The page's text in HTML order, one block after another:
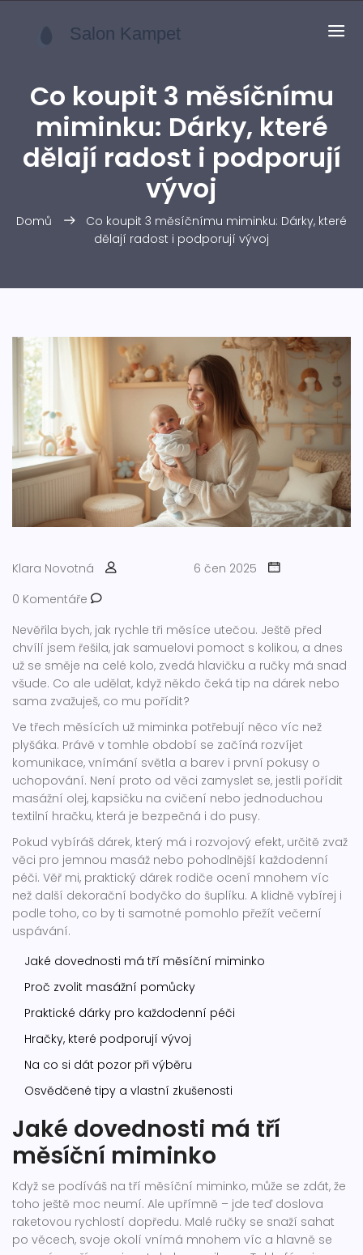
Co koupit 3 měsíčnímu
miminku: Dárky, které
dělají radost i podporují
vývoj
Domů
Co koupit 3 měsíčnímu miminku: Dárky, které
dělají radost i podporují vývoj
Klara Novotná
6 čen 2025
0 Komentáře
Nevěřila bych, jak rychle tři měsíce utečou. Ještě před
chvílí jsem řešila, jak samuelovi pomoct s kolikou, a dnes
už se směje na celé kolo, zvedá hlavičku a ručky má snad
všude. Co ale udělat, když někdo čeká tip na dárek nebo
sama zvažuješ, co mu pořídit?
Ve třech měsících už miminka potřebují něco víc než
plyšáka. Právě v tomhle období se začíná rozvíjet
komunikace, vnímání světla a barev i první pokusy o
uchopování. Není proto od věci zamyslet se, jestli pořídit
masážní olej, kapsičku na cvičení nebo jednoduchou
textilní hračku, která je bezpečná i do pusy.
Pokud vybíráš dárek, který má i rozvojový efekt, určitě zvaž
věci pro jemnou masáž nebo pohodlnější každodenní
péči. Věř mi, praktický dárek rodiče ocení mnohem víc
než další dekorační bodyčko do šuplíku. A klidně vybírej i
podle toho, co by ti samotné pomohlo přežít večerní
uspávání.
Jaké dovednosti má tří měsíční miminko
Proč zvolit masážní pomůcky
Praktické dárky pro každodenní péči
Hračky, které podporují vývoj
Na co si dát pozor při výběru
Osvědčené tipy a vlastní zkušenosti
Jaké dovednosti má tří
měsíční miminko
Když se podíváš na tří měsíční miminko, může se zdát, že
toho ještě moc neumí. Ale upřímně – jde teď doslova
raketovou rychlostí dopředu. Malé ručky se snaží sahat
po věcech, svoje okolí vnímá mnohem víc a hlavně se